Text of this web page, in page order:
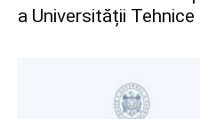
a Universității